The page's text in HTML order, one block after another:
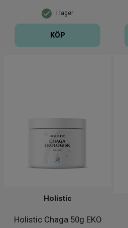
I lager
KÖP
Holistic Chaga 50g EKO
Holistic